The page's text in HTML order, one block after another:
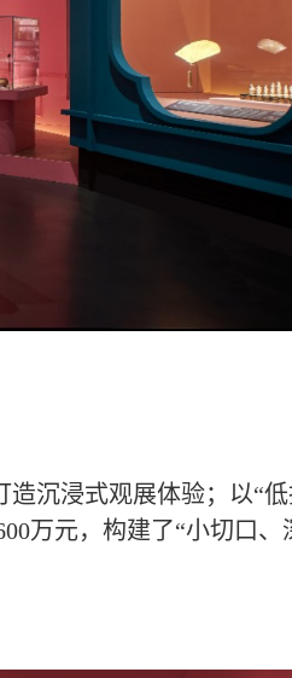
沉浸式观展体验；以“低
万元，构建了“小切口、